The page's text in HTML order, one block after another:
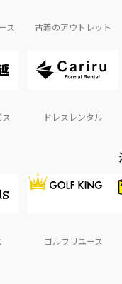
ス 古着のアウトレット
ドレスレンタル
ゴルフリユース